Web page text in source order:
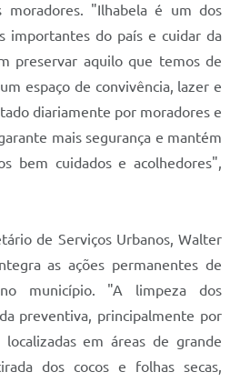
moradores. "Ilhabela é um dos
importantes do país e cuidar da
preservar aquilo que temos de
espaço de convivência, lazer e
diariamente por moradores e
mais segurança e mantém
bem cuidados e acolhedores",
de Serviços Urbanos, Walter
as ações permanentes de
município. "A limpeza dos
preventiva, principalmente por
em áreas de grande
dos cocos e folhas secas,